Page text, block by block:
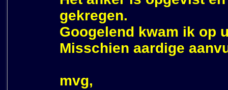
gekregen.
Googelend kwam ik op
Misschien aardige
mvg,